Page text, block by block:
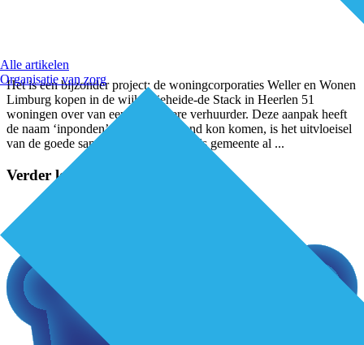
Alle artikelen
Organisatie van zorg
Het is een bijzonder project: de woningcorporaties Weller en Wonen
Limburg kopen in de wijk Vrieheide-de Stack in Heerlen 51
woningen over van een particuliere verhuurder. Deze aanpak heeft
de naam ‘inponden’. “Dat dit tot stand kon komen, is het uitvloeisel
van de goede samenwerking die we als gemeente al ...
Verder lezen?